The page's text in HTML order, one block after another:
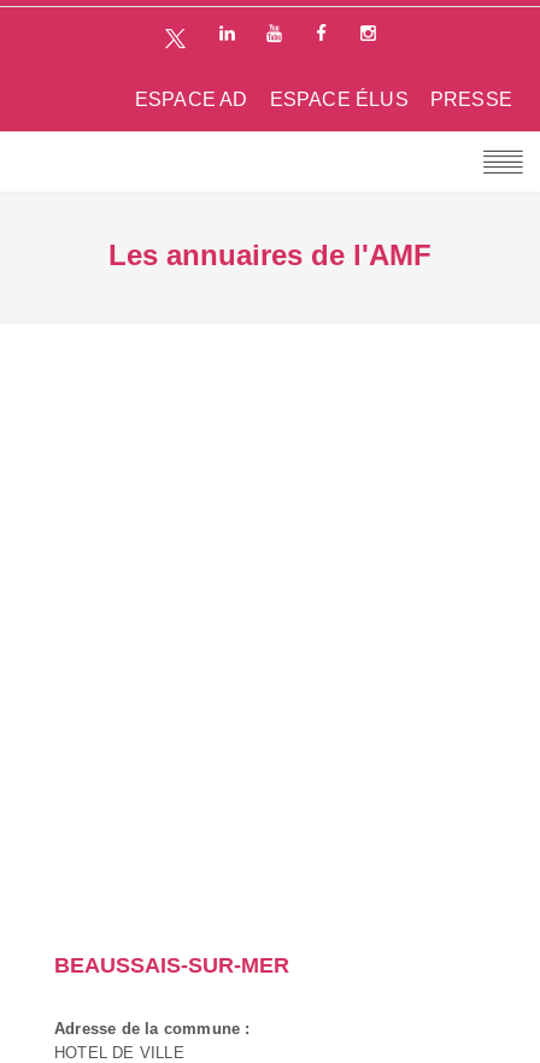
PRESSE
ESPACE ÉLUS
ESPACE AD
Les annuaires de l'AMF
BEAUSSAIS-SUR-MER
Adresse de la commune :
HOTEL DE VILLE